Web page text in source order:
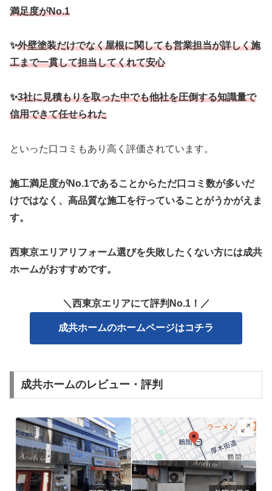
満足度がNo.1
✨外壁塗装だけでなく屋根に関しても営業担当が詳しく施
工まで一貫して担当してくれて安心
✨3社に見積もりを取った中でも他社を圧倒する知識量で
信用できて任せられた
といった口コミもあり高く評価されています。
施工満足度がNo.1であることからただ口コミ数が多いだ
けではなく、高品質な施工を行っていることがうかがえま
す。
西東京エリアリフォーム選びを失敗したくない方には成共
ホームがおすすめです。
＼西東京エリアにて評判No.1！／
成共ホームのホームページはコチラ
成共ホームのレビュー・評判